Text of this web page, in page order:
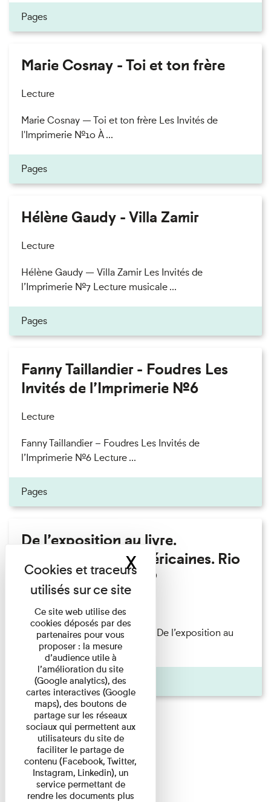
Pages
Marie Cosnay - Toi et ton frère
Lecture
Marie Cosnay — Toi et ton frère Les Invités de
l'Imprimerie n°10 À ...
Pages
Hélène Gaudy - Villa Zamir
Lecture
Hélène Gaudy — Villa Zamir Les Invités de
l’Imprimerie n°7 Lecture musicale ...
Pages
Fanny Taillandier - Foudres Les
Invités de l’Imprimerie n°6
Lecture
Fanny Taillandier – Foudres Les Invités de
l’Imprimerie n°6 Lecture ...
Pages
De l’exposition au livre.
Modernités sud-américaines. Rio
– Buenos Aires 1909
Lecture
Les Invités de l’Imprimerie n°8. De l’exposition au
livre. Modernités ...
Pages
Ce site web utilise des
cookies déposés par des
partenaires pour vous
proposer : la mesure
d’audience utile à
l’amélioration du site
(Google analytics), des
cartes interactives (Google
maps), des boutons de
partage sur les réseaux
sociaux qui permettent aux
utilisateurs du site de
faciliter le partage de
contenu (Facebook, Twitter,
Instagram, Linkedin), un
service permettant de
rendre les documents plus
XMasquer le